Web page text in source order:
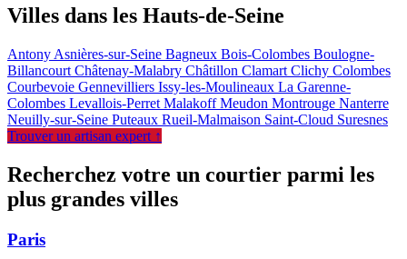
Villes dans les Hauts-de-Seine
Antony Asnières-sur-Seine Bagneux Bois-Colombes Boulogne-
Billancourt Châtenay-Malabry Châtillon Clamart Clichy Colombes
Courbevoie Gennevilliers Issy-les-Moulineaux La Garenne-
Colombes Levallois-Perret MalakoffMeudon Montrouge Nanterre
Neuilly-sur-Seine Puteaux Rueil-Malmaison Saint-Cloud Suresnes
Trouver un artisan expert ↑
Recherchez votre un courtier parmi les
plus grandes villes
Paris